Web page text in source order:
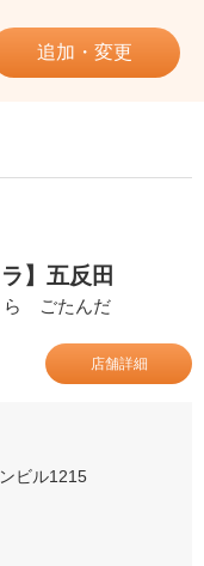
追加・変更
】五反田
ら ごたんだ
店舗詳細
ビル1215